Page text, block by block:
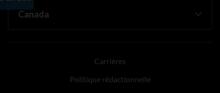
Carrières
Politique rédactionnelle